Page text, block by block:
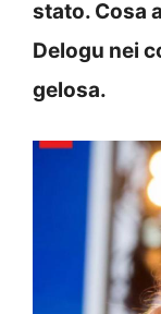
stato. Cosa
Delogu nei
gelosa.